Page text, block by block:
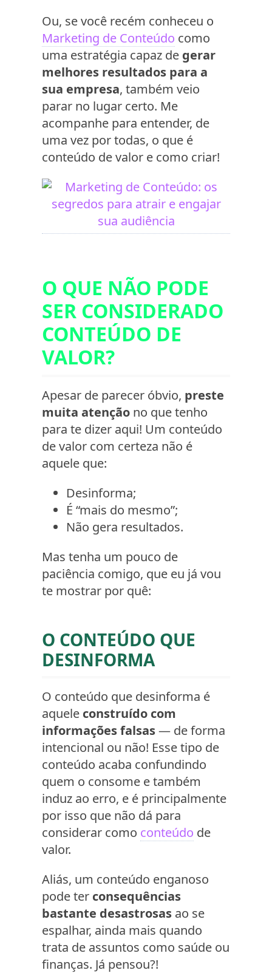
Ou, se você recém conheceu o
Marketing de Conteúdo como
uma estratégia capaz de gerar
melhores resultados para a
sua empresa, também veio
parar no lugar certo. Me
acompanhe para entender, de
uma vez por todas, o que é
conteúdo de valor e como criar!
O QUE NÃO PODE
SER CONSIDERADO
CONTEÚDO DE
VALOR?
Apesar de parecer óbvio, preste
muita atenção no que tenho
para te dizer aqui! Um conteúdo
de valor com certeza não é
aquele que:
Desinforma;
É “mais do mesmo”;
Não gera resultados.
Mas tenha um pouco de
paciência comigo, que eu já vou
te mostrar por quê:
O CONTEÚDO QUE
DESINFORMA
O conteúdo que desinforma é
aquele construído com
informações falsas— de forma
intencional ou não! Esse tipo de
conteúdo acaba confundindo
quem o consome e também
induz ao erro, e é principalmente
por isso que não dá para
considerar como conteúdo de
valor.
Aliás, um conteúdo enganoso
pode ter consequências
bastante desastrosas ao se
espalhar, ainda mais quando
trata de assuntos como saúde ou
finanças. Já pensou?!